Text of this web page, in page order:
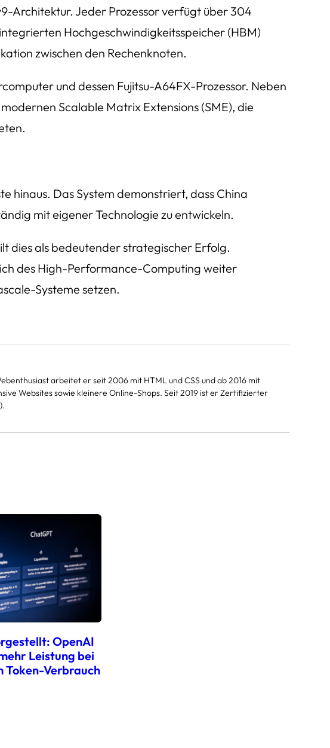
Architektur. Jeder Prozessor verfügt über 304
Hochgeschwindigkeitsspeicher (HBM)
zwischen den Rechenknoten.
und dessen Fujitsu-A64FX-Prozessor. Neben
Scalable Matrix Extensions (SME), die
hinaus. Das System demonstriert, dass China
mit eigener Technologie zu entwickeln.
dies als bedeutender strategischer Erfolg.
des High-Performance-Computing weiter
Systeme setzen.
arbeitet er seit 2006 mit HTML und CSS und ab 2016 mit
Websites sowie kleinere Online-Shops. Seit 2019 ist er Zertifizierter
OpenAI
Leistung bei
Token-Verbrauch